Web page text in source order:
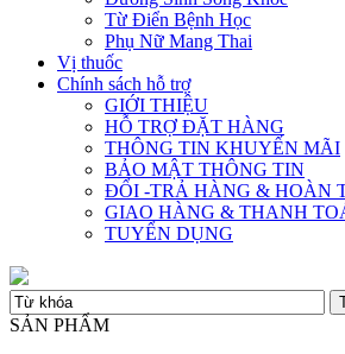
Từ Điển Bệnh Học
Phụ Nữ Mang Thai
Vị thuốc
Chính sách hỗ trợ
GIỚI THIỆU
HỖ TRỢ ĐẶT HÀNG
THÔNG TIN KHUYẾN MÃI
BẢO MẬT THÔNG TIN
ĐỔI -TRẢ HÀNG & HOÀN
GIAO HÀNG & THANH
TUYỂN DỤNG
SẢN PHẨM